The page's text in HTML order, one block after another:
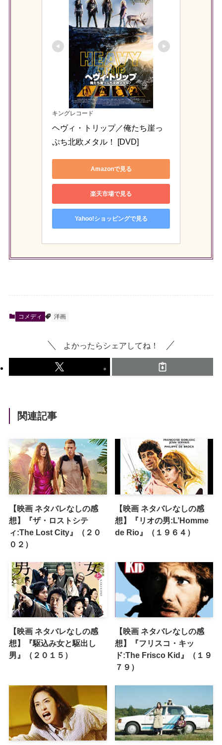
キングレコード
ヘヴィ・トリップ／俺たち崖っ
ぷち北欧メタル！ [DVD]
Amazonで見る
楽天市場で見る
Yahoo!ショッピングで見る
コメディ 洋画
よかったらシェアしてね！
関連記事
【映画 ネタバレなしの感
想】『ザ・ロストシテ
ィ:The Lost City』（２０
０２）
【映画 ネタバレなしの感
想】『リオの男:L’Homme
de Rio』（１９６４）
【映画 ネタバレなしの感
想】『駆込み女と駆出し
男』（２０１５）
【映画 ネタバレなしの感
想】『フリスコ・キッ
ド:The Frisco Kid』（１９
７９）